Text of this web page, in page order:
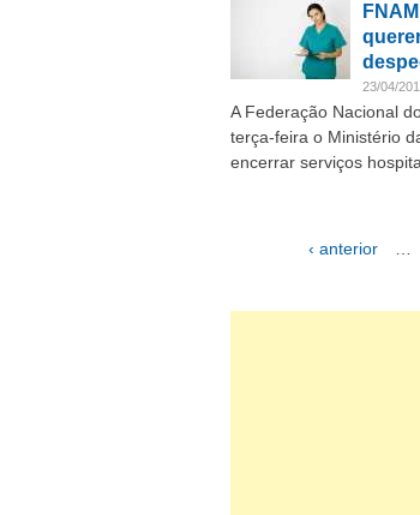
23/04/
A Federação Nacional
terça-feira o Ministério
encerrar serviços
‹ anterior